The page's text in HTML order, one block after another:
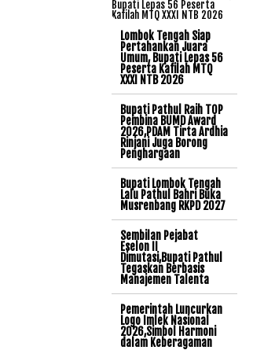
Lombok Tengah Siap
Pertahankan Juara
Umum, Bupati Lepas 56
Peserta Kafilah MTQ
XXXI NTB 2026
Bupati Pathul Raih TOP
Pembina BUMD Award
2026,PDAM Tirta Ardhia
Rinjani Juga Borong
Penghargaan
Bupati Lombok Tengah
Lalu Pathul Bahri Buka
Musrenbang RKPD 2027
Sembilan Pejabat
Eselon II
Dimutasi,Bupati Pathul
Tegaskan Berbasis
Manajemen Talenta
Pemerintah Luncurkan
Logo Imlek Nasional
2026,Simbol Harmoni
dalam Keberagaman